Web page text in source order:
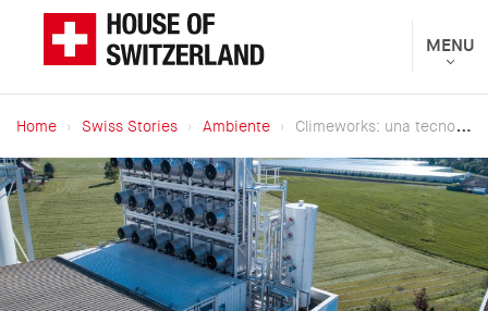
Salta
Presentato
dal
Dipartimento
federale
degli
affari
esteri
Toggle
MENU
Briciole
di
pane
Home Swiss Stories Ambiente Climeworks: una tecnologia per invertire il cambiamento climatico